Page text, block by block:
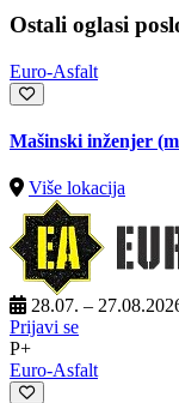
Ostali oglasi
Euro-Asfalt
Mašinski inženjer
Više lokacija
28.07. –
Prijavi se
P+
Euro-Asfalt